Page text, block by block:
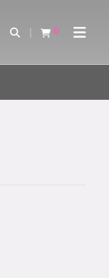
Open Search
0
查看购物车Open